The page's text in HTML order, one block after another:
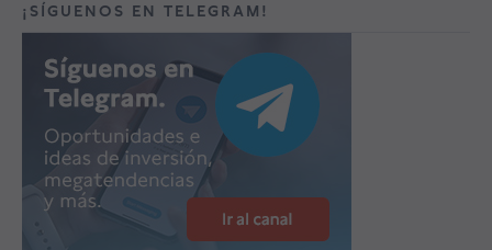
¡SÍGUENOS EN TELEGRAM!